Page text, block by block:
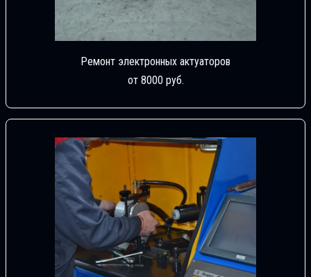
Ремонт электронных актуаторов
от 8000 руб.